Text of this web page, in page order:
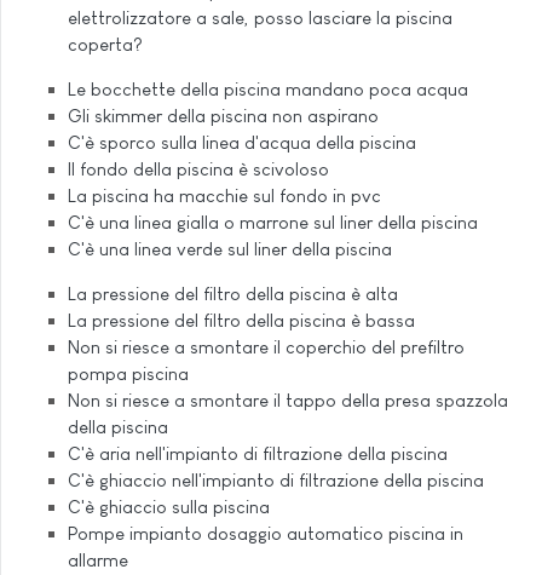
elettrolizzatore a sale, posso lasciare la piscina
coperta?
Le bocchette della piscina mandano poca acqua
Gli skimmer della piscina non aspirano
C'è sporco sulla linea d'acqua della piscina
Il fondo della piscina è scivoloso
La piscina ha macchie sul fondo in pvc
C'è una linea gialla o marrone sul liner della piscina
C'è una linea verde sul liner della piscina
La pressione del filtro della piscina è alta
La pressione del filtro della piscina è bassa
Non si riesce a smontare il coperchio del prefiltro
pompa piscina
Non si riesce a smontare il tappo della presa spazzola
della piscina
C'è aria nell'impianto di filtrazione della piscina
C'è ghiaccio nell'impianto di filtrazione della piscina
C'è ghiaccio sulla piscina
Pompe impianto dosaggio automatico piscina in
allarme